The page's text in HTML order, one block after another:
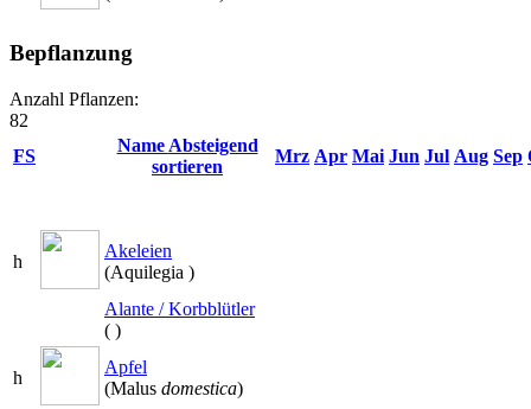
Bepflanzung
Anzahl Pflanzen:
82
FS
Name Absteigend
sortieren
Mrz Apr Mai Jun Jul Aug Sep
h
Akeleien
(Aquilegia )
Alante / Korbblütler
( )
h
Apfel
(Malus domestica)